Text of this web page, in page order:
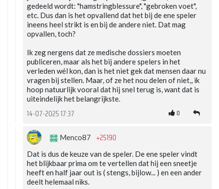
gedeeld wordt: "hamstringblessure", "gebroken voet",
etc. Dus dan is het opvallend dat het bij de ene speler
ineens heel strikt is en bij de andere niet. Dat mag
opvallen, toch?
Ik zeg nergens dat ze medische dossiers moeten
publiceren, maar als het bij andere spelers in het
verleden wél kon, dan is het niet gek dat mensen daar nu
vragen bij stellen. Maar, of ze het nou delen of niet,, ik
hoop natuurlijk vooral dat hij snel terug is, want dat is
uiteindelijk het belangrijkste.
14-07-2025 17:37 0
Menco87 +25190
Dat is dus de keuze van de speler. De ene speler vindt
het blijkbaar prima om te vertellen dat hij een sneetje
heeft en half jaar out is ( stengs, bijlow... ) en een ander
deelt helemaal niks.